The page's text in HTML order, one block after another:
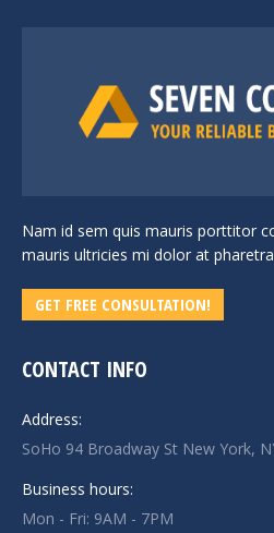
Nam id sem quis mauris porttitor
mauris ultricies mi dolor at
GET FREE CONSULTATION!
CONTACT INFO
Address:
SoHo 94 Broadway St New York,
Business hours:
Mon - Fri: 9AM - 7PM